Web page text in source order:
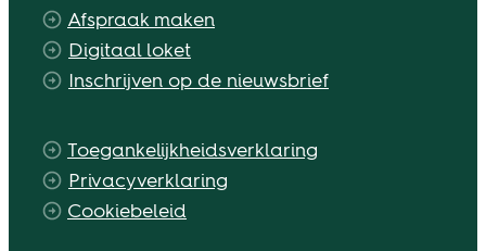
Afspraak maken
Digitaal loket
Inschrijven op de nieuwsbrief
Toegankelijkheidsverklaring
Privacyverklaring
Cookiebeleid